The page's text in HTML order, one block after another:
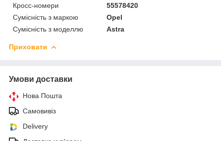
Кросс-номери
55578420
Сумісність з маркою
Opel
Сумісність з моделлю
Astra
Приховати
Умови доставки
Нова Пошта
Самовивіз
Delivery